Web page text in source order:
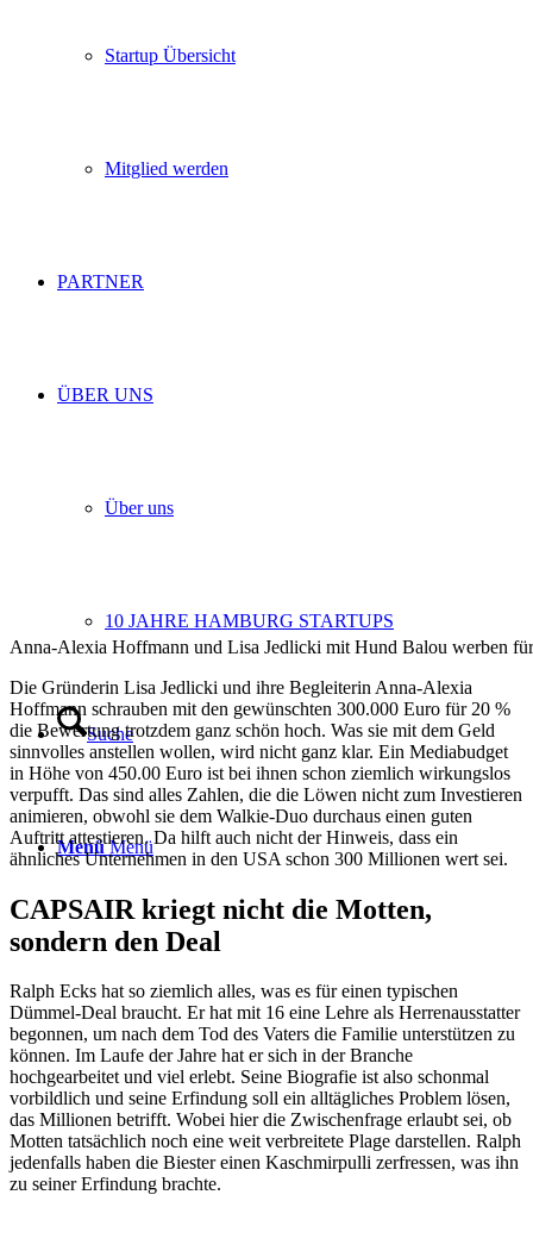
Startup Übersicht
Mitglied werden
PARTNER
ÜBER UNS
Über uns
10 JAHRE HAMBURG STARTUPS
Suche
Menü Menü
Anna-Alexia Hoffmann und Lisa Jedlicki mit Hund Balou werben
Die Gründerin Lisa Jedlicki und ihre Begleiterin Anna-Alexia
Hoffmann schrauben mit den gewünschten 300.000 Euro für 20 %
die Bewertung trotzdem ganz schön hoch. Was sie mit dem Geld
sinnvolles anstellen wollen, wird nicht ganz klar. Ein Mediabudget
in Höhe von 450.00 Euro ist bei ihnen schon ziemlich wirkungslos
verpufft. Das sind alles Zahlen, die die Löwen nicht zum Investieren
animieren, obwohl sie dem Walkie-Duo durchaus einen guten
Auftritt attestieren. Da hilft auch nicht der Hinweis, dass ein
ähnliches Unternehmen in den USA schon 300 Millionen wert sei.
CAPSAIR kriegt nicht die Motten,
sondern den Deal
Ralph Ecks hat so ziemlich alles, was es für einen typischen
Dümmel-Deal braucht. Er hat mit 16 eine Lehre als Herrenausstatter
begonnen, um nach dem Tod des Vaters die Familie unterstützen zu
können. Im Laufe der Jahre hat er sich in der Branche
hochgearbeitet und viel erlebt. Seine Biografie ist also schonmal
vorbildlich und seine Erfindung soll ein alltägliches Problem lösen,
das Millionen betrifft. Wobei hier die Zwischenfrage erlaubt sei, ob
Motten tatsächlich noch eine weit verbreitete Plage darstellen. Ralph
jedenfalls haben die Biester einen Kaschmirpulli zerfressen, was ihn
zu seiner Erfindung brachte.